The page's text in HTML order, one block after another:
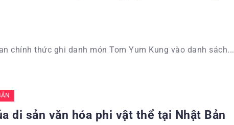
chính thức ghi danh món Tom Yum Kung vào danh sách...
di sản văn hóa phi vật thể tại Nhật Bản